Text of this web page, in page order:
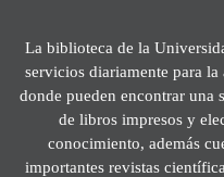
La biblioteca de la
servicios diariamente para
donde pueden encontrar una
de libros impresos y
conocimiento, además
importantes revistas